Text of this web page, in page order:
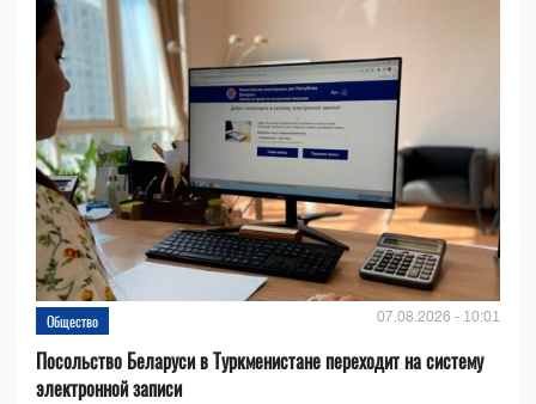
Общество 07.08.2026 - 10:01
Посольство Беларуси в Туркменистане переходит на систему
электронной записи